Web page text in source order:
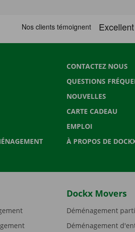
CONTACTEZ NOUS
QUESTIONS
NOUVELLES
CARTE CADEAU
EMPLOI
À PROPOS DE
Dockx Movers
Déménagement
Déménagement